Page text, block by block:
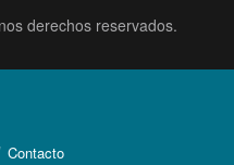
derechos reservados.
Contacto